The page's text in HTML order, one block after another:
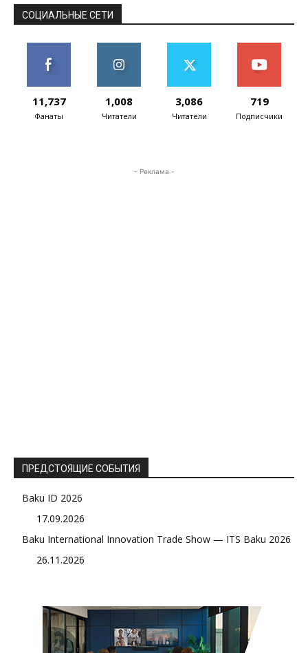
СОЦИАЛЬНЫЕ СЕТИ
11,737
Фанаты
1,008
Читатели
3,086
Читатели
719
Подписчики
- Реклама -
ПРЕДСТОЯЩИЕ СОБЫТИЯ
Baku ID 2026
17.09.2026
Baku International Innovation Trade Show — ITS Baku 2026
26.11.2026